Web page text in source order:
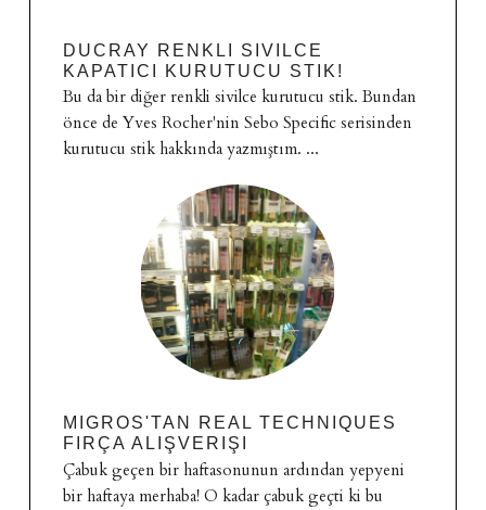
DUCRAY RENKLI SIVILCE
KAPATICI KURUTUCU STIK!
Bu da bir diğer renkli sivilce kurutucu stik. Bundan
önce de Yves Rocher'nin Sebo Specific serisinden
kurutucu stik hakkında yazmıştım. ...
MIGROS'TAN REAL TECHNIQUES
FIRÇA ALIŞVERIŞI
Çabuk geçen bir haftasonunun ardından yepyeni
bir haftaya merhaba! O kadar çabuk geçti ki bu